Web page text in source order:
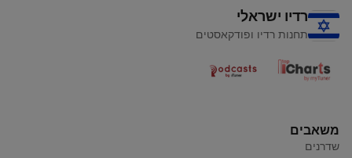
רדיו ישראלי
תחנות רדיו ופודקאסטים
משאבים
שדרנים